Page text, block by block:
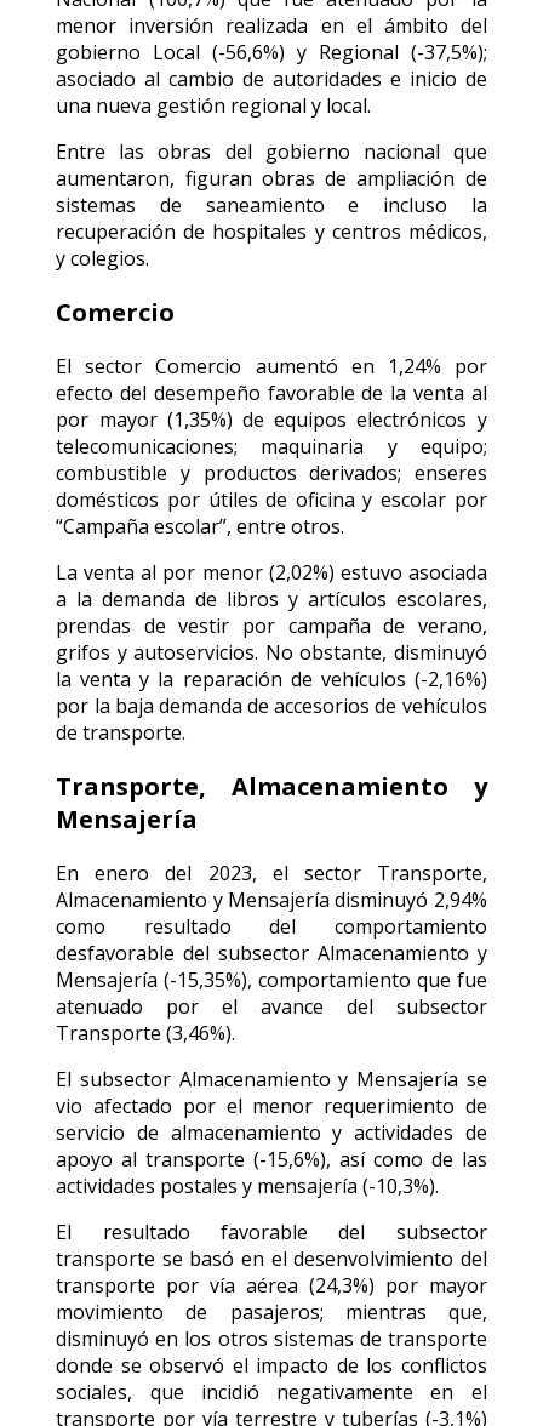
menor inversión realizada en el ámbito del
gobierno Local (-56,6%) y Regional (-37,5%);
asociado al cambio de autoridades e inicio de
una nueva gestión regional y local.
Entre las obras del gobierno nacional que
aumentaron, figuran obras de ampliación de
sistemas de saneamiento e incluso la
recuperación de hospitales y centros médicos,
y colegios.
Comercio
El sector Comercio aumentó en 1,24% por
efecto del desempeño favorable de la venta al
por mayor (1,35%) de equipos electrónicos y
telecomunicaciones; maquinaria y equipo;
combustible y productos derivados; enseres
domésticos por útiles de oficina y escolar por
“Campaña escolar”, entre otros.
La venta al por menor (2,02%) estuvo asociada
a la demanda de libros y artículos escolares,
prendas de vestir por campaña de verano,
grifos y autoservicios. No obstante, disminuyó
la venta y la reparación de vehículos (-2,16%)
por la baja demanda de accesorios de vehículos
de transporte.
Transporte, Almacenamiento y
Mensajería
En enero del 2023, el sector Transporte,
Almacenamiento y Mensajería disminuyó 2,94%
como resultado del comportamiento
desfavorable del subsector Almacenamiento y
Mensajería (-15,35%), comportamiento que fue
atenuado por el avance del subsector
Transporte (3,46%).
El subsector Almacenamiento y Mensajería se
vio afectado por el menor requerimiento de
servicio de almacenamiento y actividades de
apoyo al transporte (-15,6%), así como de las
actividades postales y mensajería (-10,3%).
El resultado favorable del subsector
transporte se basó en el desenvolvimiento del
transporte por vía aérea (24,3%) por mayor
movimiento de pasajeros; mientras que,
disminuyó en los otros sistemas de transporte
donde se observó el impacto de los conflictos
sociales, que incidió negativamente en el
transporte por vía terrestre y tuberías (-3,1%)